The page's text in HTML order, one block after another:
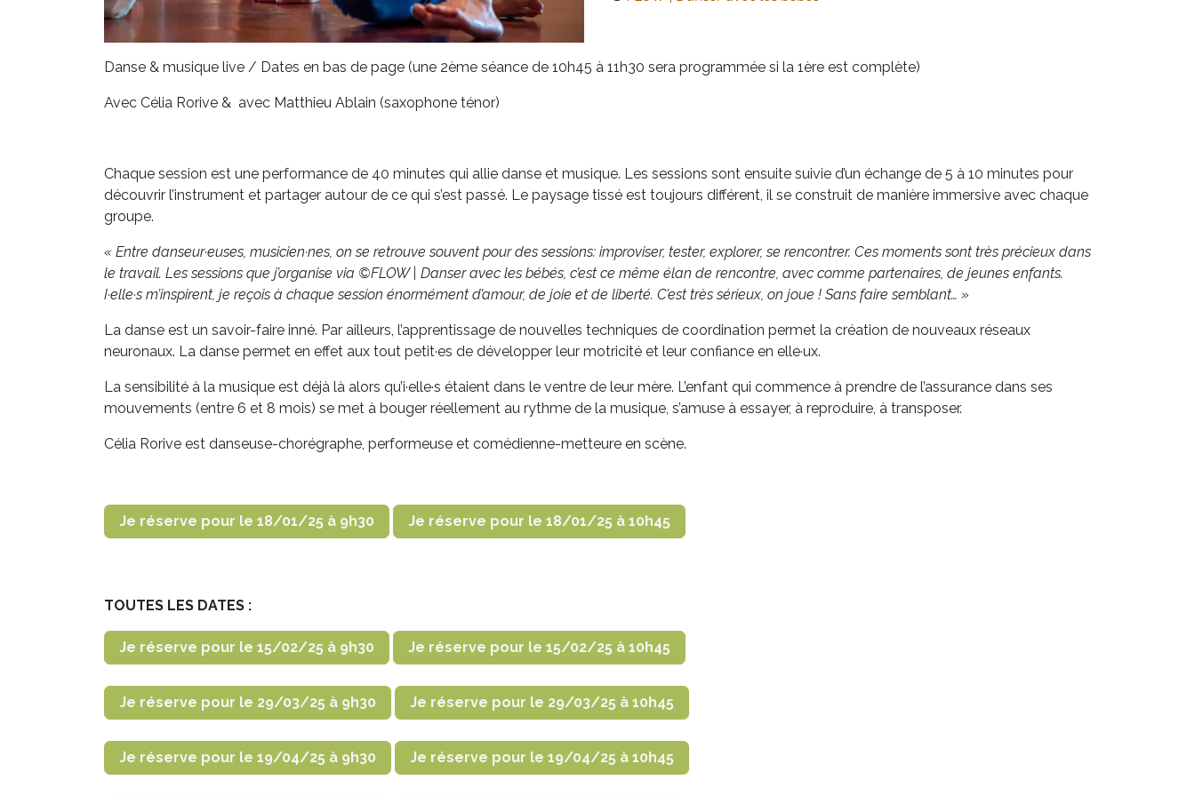
Danse & musique live / Dates en bas de page (une 2ème séance de 10h45 à 11h30 sera programmée si la 1ère est complète)
Avec Célia Rorive & avec Matthieu Ablain (saxophone ténor)
Chaque session est une performance de 40 minutes qui allie danse et musique. Les sessions sont ensuite suivie d’un échange de 5 à 10 minutes pour
découvrir l’instrument et partager autour de ce qui s’est passé. Le paysage tissé est toujours différent, il se construit de manière immersive avec chaque
groupe.
« Entre danseur·euses, musicien·nes, on se retrouve souvent pour des sessions: improviser, tester, explorer, se rencontrer. Ces moments sont très précieux dans
le travail. Les sessions que j’organise via ©FLOW | Danser avec les bébés, c’est ce même élan de rencontre, avec comme partenaires, de jeunes enfants.
I·elle·s m’inspirent, je reçois à chaque session énormément d’amour, de joie et de liberté. C’est très sérieux, on joue ! Sans faire semblant… »
La danse est un savoir-faire inné. Par ailleurs, l’apprentissage de nouvelles techniques de coordination permet la création de nouveaux réseaux
neuronaux. La danse permet en effet aux tout petit·es de développer leur motricité et leur confiance en elle·ux.
La sensibilité à la musique est déjà là alors qu’i·elle·s étaient dans le ventre de leur mère. L’enfant qui commence à prendre de l’assurance dans ses
mouvements (entre 6 et 8 mois) se met à bouger réellement au rythme de la musique, s’amuse à essayer, à reproduire, à transposer.
Célia Rorive est danseuse-chorégraphe, performeuse et comédienne-metteure en scène.
Je réserve pour le 18/01/25 à 9h30 Je réserve pour le 18/01/25 à 10h45
TOUTES LES DATES :
Je réserve pour le 15/02/25 à 9h30 Je réserve pour le 15/02/25 à 10h45
Je réserve pour le 29/03/25 à 9h30 Je réserve pour le 29/03/25 à 10h45
Je réserve pour le 19/04/25 à 9h30 Je réserve pour le 19/04/25 à 10h45